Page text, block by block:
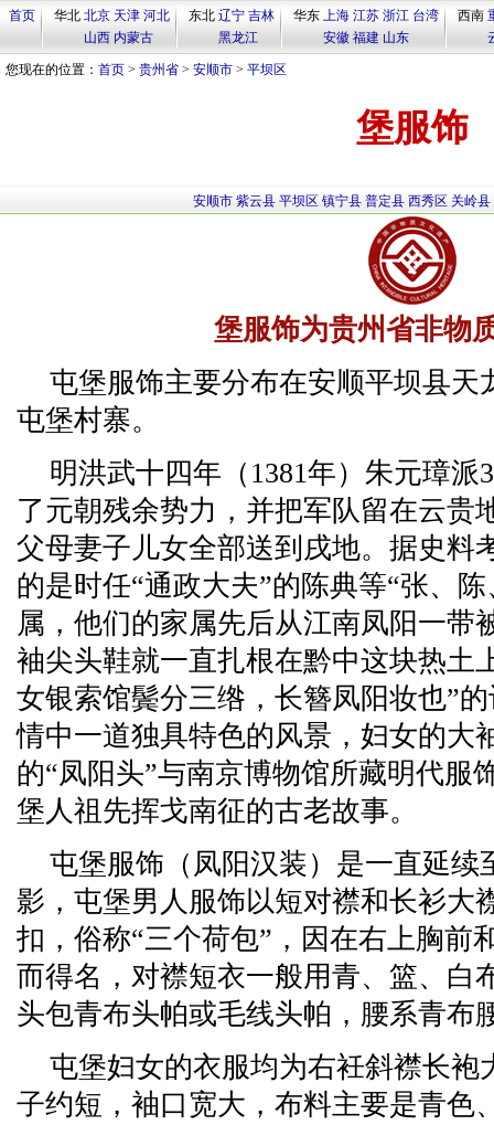
首页 华北 北京 天津 河北
山西 内蒙古
东北 辽宁 吉林
黑龙江
华东 上海 江苏 浙江 台湾
安徽 福建 山东
西南
您现在的位置： 首页 > 贵州省 > 安顺市 > 平坝区
堡服饰
安顺市 紫云县 平坝区 镇宁县 普定县 西秀区 关岭县
堡服饰为贵州省非物
屯堡服饰主要分布在安顺平坝县天
屯堡村寨。
明洪武十四年（1381年）朱元璋
了元朝残余势力，并把军队留在云贵
父母妻子儿女全部送到戌地。据史料
的是时任“通政大夫”的陈典等“张、
属，他们的家属先后从江南凤阳一带
袖尖头鞋就一直扎根在黔中这块热土
女银索馆鬓分三绺，长簪凤阳妆也”
情中一道独具特色的风景，妇女的大
的“凤阳头”与南京博物馆所藏明代服
堡人祖先挥戈南征的古老故事。
屯堡服饰（凤阳汉装）是一直延续
影，屯堡男人服饰以短对襟和长衫大
扣，俗称“三个荷包”，因在右上胸前
而得名，对襟短衣一般用青、篮、白
头包青布头帕或毛线头帕，腰系青布
屯堡妇女的衣服均为右衽斜襟长袍
子约短，袖口宽大，布料主要是青色